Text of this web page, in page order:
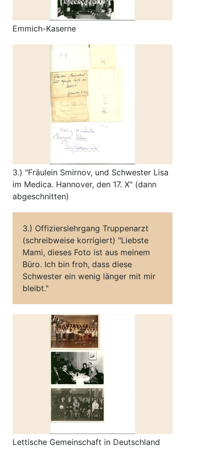
Emmich-Kaserne
3.) "Fräulein Smirnov, und Schwester Lisa
im Medica. Hannover, den 17. X" (dann
abgeschnitten)
3.) Offizierslehrgang Truppenarzt
(schreibweise korrigiert) "Liebste
Mami, dieses Foto ist aus meinem
Büro. Ich bin froh, dass diese
Schwester ein wenig länger mit mir
bleibt."
Lettische Gemeinschaft in Deutschland